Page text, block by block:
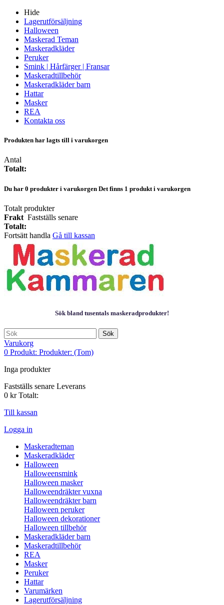
Hide
Lagerutförsäljning
Halloween
Maskerad Teman
Maskeradkläder
Peruker
Smink | Hårfärger | Fransar
Maskeradtillbehör
Maskeradkläder barn
Hattar
Masker
REA
Kontakta oss
Produkten har lagts till i varukorgen
Antal
Totalt:
Du har 0 produkter i varukorgen Det finns 1 produkt i varukorgen
Totalt produkter
Frakt Fastställs senare
Totalt:
Fortsätt handla Gå till kassan
Sök bland tusentals maskeradprodukter!
Sök
Varukorg
0 Produkt: Produkter: (Tom)
Inga produkter
Fastställs senare Leverans
0 kr Totalt:
Till kassan
Logga in
Maskeradteman
Maskeradkläder
Halloween
Halloweensmink
Halloween masker
Halloweendräkter vuxna
Halloweendräkter barn
Halloween peruker
Halloween dekorationer
Halloween tillbehör
Maskeradkläder barn
Maskeradtillbehör
REA
Masker
Peruker
Hattar
Varumärken
Lagerutförsäljning